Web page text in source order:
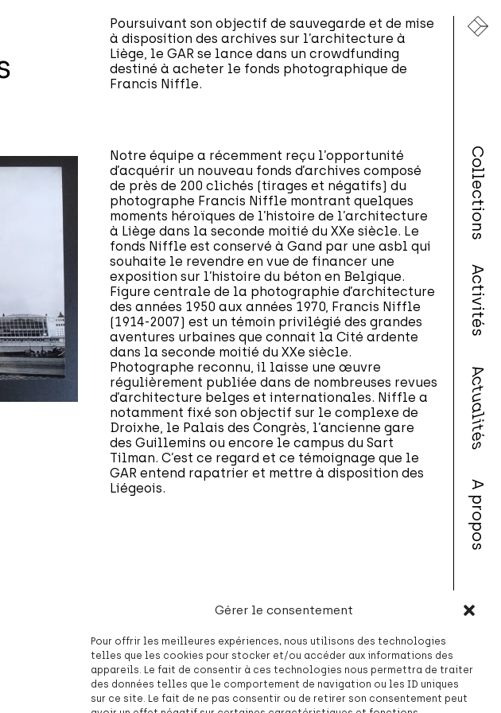
Gérer le consentement
Pour offrir les meilleures expériences, nous utilisons des technologies
telles que les cookies pour stocker et/ou accéder aux informations des
appareils. Le fait de consentir à ces technologies nous permettra de traiter
des données telles que le comportement de navigation ou les ID uniques
sur ce site. Le fait de ne pas consentir ou de retirer son consentement peut
Collections
Activités
Actualités
A propos
Contact
Poursuivant son objectif de sauvegarde et de mise
à disposition des archives sur l’architecture à
Liège, le GAR se lance dans un crowdfunding
destiné à acheter le fonds photographique de
Francis Niffle.
Notre équipe a récemment reçu l’opportunité
d’acquérir un nouveau fonds d’archives composé
de près de 200 clichés (tirages et négatifs) du
photographe Francis Niffle montrant quelques
moments héroïques de l’histoire de l’architecture
à Liège dans la seconde moitié du XXe siècle. Le
fonds Niffle est conservé à Gand par une asbl qui
souhaite le revendre en vue de financer une
exposition sur l’histoire du béton en Belgique.
Figure centrale de la photographie d’architecture
des années 1950 aux années 1970, Francis Niffle
(1914-2007) est un témoin privilégié des grandes
aventures urbaines que connait la Cité ardente
dans la seconde moitié du XXe siècle.
Photographe reconnu, il laisse une œuvre
régulièrement publiée dans de nombreuses revues
d’architecture belges et internationales. Niffle a
notamment fixé son objectif sur le complexe de
Droixhe, le Palais des Congrès, l’ancienne gare
des Guillemins ou encore le campus du Sart
Tilman. C’est ce regard et ce témoignage que le
GAR entend rapatrier et mettre à disposition des
Liégeois.